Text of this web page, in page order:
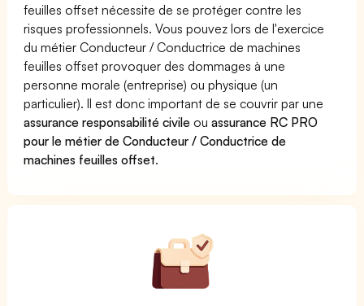
feuilles offset nécessite de se protéger contre les
risques professionnels. Vous pouvez lors de l'exercice
du métier Conducteur / Conductrice de machines
feuilles offset provoquer des dommages à une
personne morale (entreprise) ou physique (un
particulier). Il est donc important de se couvrir par une
assurance responsabilité civile ouassurance RC PRO
pour le métier de Conducteur / Conductrice de
machines feuilles offset.